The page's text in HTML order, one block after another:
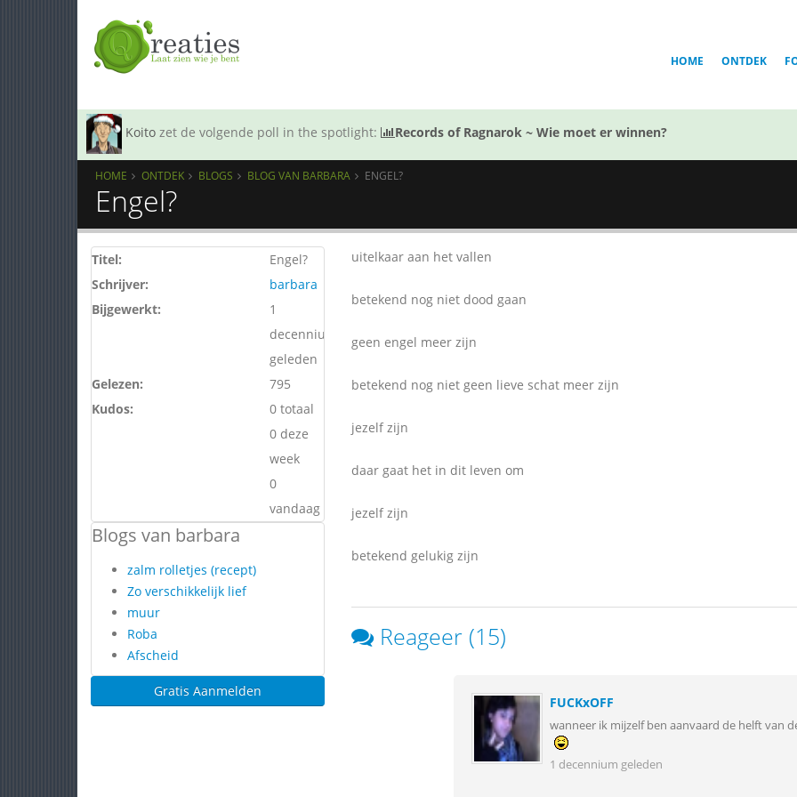
HOME ONTDEK
Koito zet de volgende poll in the spotlight: Records of Ragnarok ~ Wie moet er winnen?
HOME ONTDEK BLOGS BLOG VAN BARBARA ENGEL?
Engel?
Titel:
Engel?
Schrijver:
barbara
Bijgewerkt:
1
decennium
geleden
Gelezen:
795
Kudos:
0 totaal
0 deze
week
0
vandaag
Blogs van barbara
zalm rolletjes (recept)
Zo verschikkelijk lief
muur
Roba
Afscheid
Gratis Aanmelden
uitelkaar aan het vallen
betekend nog niet dood gaan
geen engel meer zijn
betekend nog niet geen lieve schat meer zijn
jezelf zijn
daar gaat het in dit leven om
jezelf zijn
betekend gelukig zijn
Reageer (15)
FUCKxOFF
wanneer ik mijzelf ben aanvaard de helft van
1 decennium geleden